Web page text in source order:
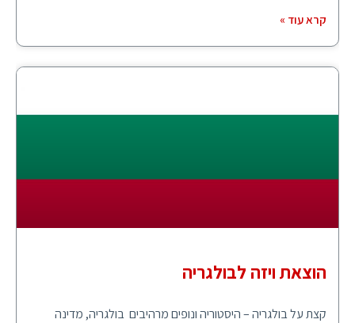
קרא עוד »
הוצאת ויזה לבולגריה
קצת על בולגריה – היסטוריה ונופים מרהיבים בולגריה, מדינה